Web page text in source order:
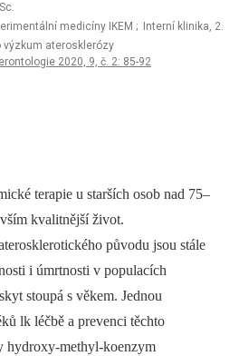
medicíny IKEM ; Interní klinika, 2.
výzkum aterosklerózy
2020, 9, č. 2: 85-92
terapie u starších osob nad 75–
kvalitnější život.
původu jsou stále
i úmrtnosti v populacích
stoupá s věkem. Jednou
lk léčbě a prevenci těchto
hydroxy-methyl-koenzym